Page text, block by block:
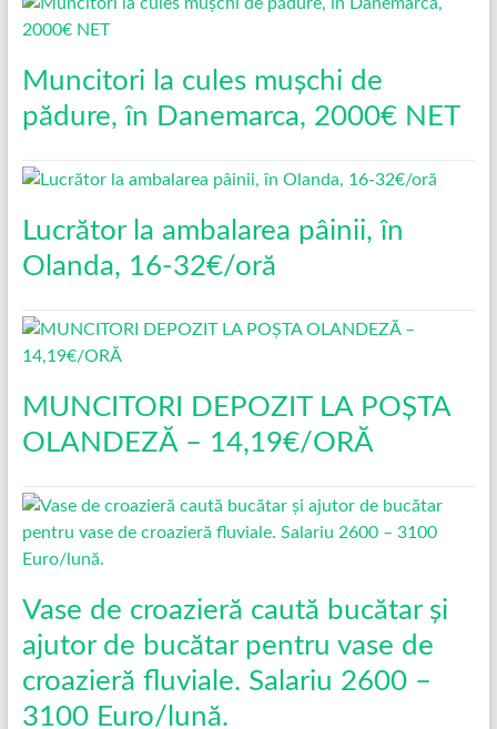
Muncitori la cules mușchi de
pădure, în Danemarca, 2000€ NET
Lucrător la ambalarea pâinii, în
Olanda, 16-32€/oră
MUNCITORI DEPOZIT LA POȘTA
OLANDEZĂ – 14,19€/ORĂ
Vase de croazieră caută bucătar și
ajutor de bucătar pentru vase de
croazieră fluviale. Salariu 2600 –
3100 Euro/lună.